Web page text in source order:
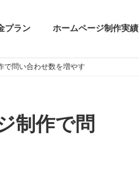
プラン ホームページ制作実績
で問い合わせ数を増やす
制作で問